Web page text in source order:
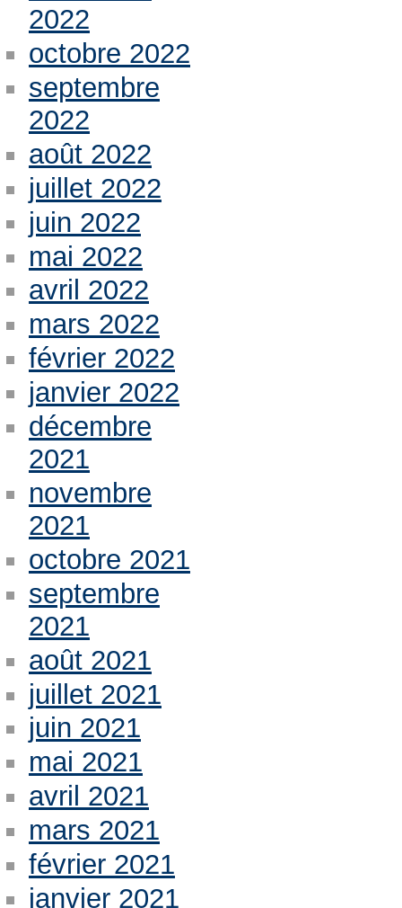
2022
octobre 2022
septembre
2022
août 2022
juillet 2022
juin 2022
mai 2022
avril 2022
mars 2022
février 2022
janvier 2022
décembre
2021
novembre
2021
octobre 2021
septembre
2021
août 2021
juillet 2021
juin 2021
mai 2021
avril 2021
mars 2021
février 2021
janvier 2021